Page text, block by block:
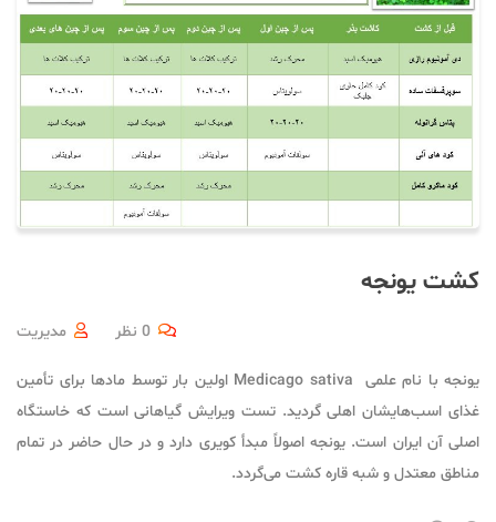
کشت یونجه
مدیریت 0 نظر
یونجه با نام علمی Medicago sativa اولین بار توسط مادها برای تأمین
غذای اسب‌هایشان اهلی گردید. تست ویرایش گیاهانی است که خاستگاه
اصلی آن ایران است. یونجه اصولاً مبدأ کویری دارد و در حال حاضر در تمام
مناطق معتدل و شبه قاره کشت می‌گردد.